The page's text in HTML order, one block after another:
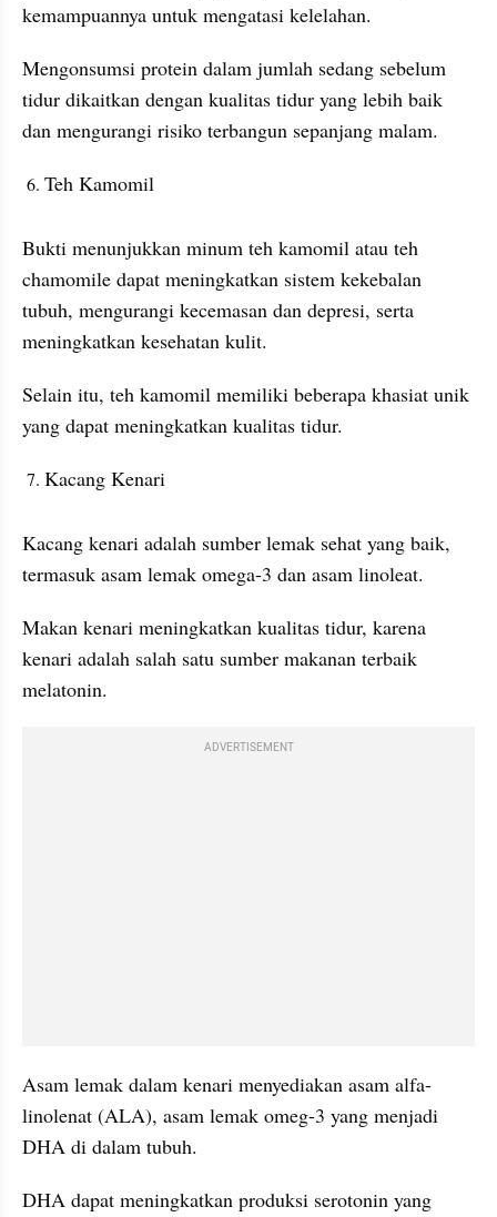
kemampuannya untuk mengatasi kelelahan.
Mengonsumsi protein dalam jumlah sedang sebelum
tidur dikaitkan dengan kualitas tidur yang lebih baik
dan mengurangi risiko terbangun sepanjang malam.
Teh Kamomil
Bukti menunjukkan minum teh kamomil atau teh
chamomile dapat meningkatkan sistem kekebalan
tubuh, mengurangi kecemasan dan depresi, serta
meningkatkan kesehatan kulit.
Selain itu, teh kamomil memiliki beberapa khasiat unik
yang dapat meningkatkan kualitas tidur.
Kacang Kenari
Kacang kenari adalah sumber lemak sehat yang baik,
termasuk asam lemak omega-3 dan asam linoleat.
Makan kenari meningkatkan kualitas tidur, karena
kenari adalah salah satu sumber makanan terbaik
melatonin.
ADVERTISEMENT
Asam lemak dalam kenari menyediakan asam alfa-
linolenat (ALA), asam lemak omeg-3 yang menjadi
DHA di dalam tubuh.
DHA dapat meningkatkan produksi serotonin yang